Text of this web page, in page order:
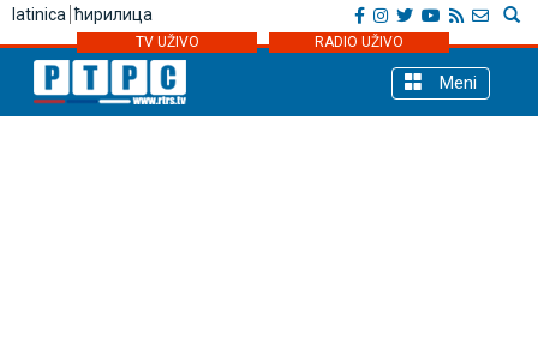
latinica ћирилица
TV UŽIVO RADIO UŽIVO
Meni